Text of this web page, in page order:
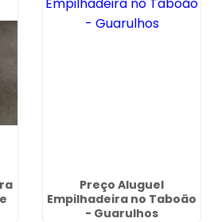
Preço Aluguel
Empilhadeira no Taboão
- Guarulhos